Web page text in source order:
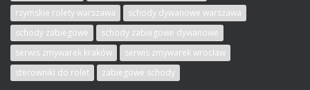
rzymskie rolety warszawa
schody dywanowe warszawa
schody zabiegowe
schody zabiegowe dywanowe
serwis zmywarek kraków
serwis zmywarek wrocław
sterowniki do rolet
zabiegowe schody